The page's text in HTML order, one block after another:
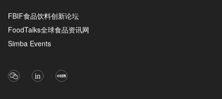
FBIF食品饮料创新论坛
FoodTalks全球食品资讯网
Simba Events